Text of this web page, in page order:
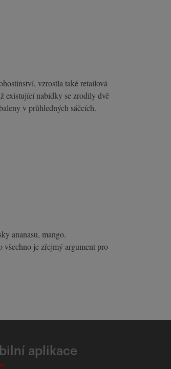
vzrostla také retailová
existující nabídky se zrodily dvě
v průhledných sáčcích.
ananasu, mango.
všechno je zřejmý argument pro
aplikace